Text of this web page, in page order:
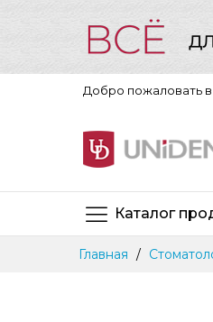
Добро пожаловать в
Каталог
Главная